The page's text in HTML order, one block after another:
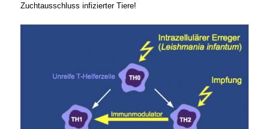
Zuchtausschluss infizierter Tiere!